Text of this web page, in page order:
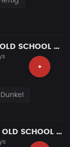
STREET GUARDS | HARD OLD SCHOOL HIP HOP BEAT
+
Dunkel
CHOICES | NATE DOGG x OLD SCHOOL HIP HOP BEAT